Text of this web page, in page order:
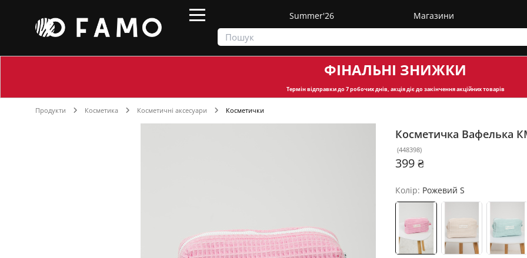
Summer'26 Магазини
ФІНАЛЬНІ ЗНИЖКИ
Термін відправкидо 7 робочих днів, акція діє до закінчення акційних товарів
Продукти Косметика Косметичні аксесуари Косметички
Косметичка Вафелька
(448398)
399 ₴
Колір: Рожевий S